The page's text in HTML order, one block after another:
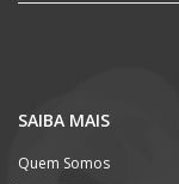
SAIBA MAIS
Quem Somos